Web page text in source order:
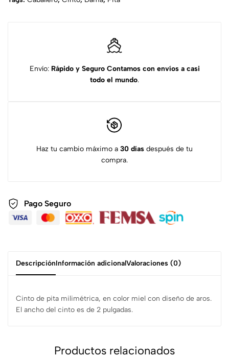
Envío: Rápido y Seguro Contamos con envíos a casi
todo el mundo.
Haz tu cambio máximo a 30 días después de tu
compra.
Pago Seguro
DescripciónInformación adicionalValoraciones (0)
Cinto de pita milimétrica, en color miel con diseño de aros.
El ancho del cinto es de 2 pulgadas.
Productos relacionados